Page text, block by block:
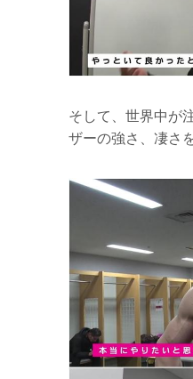
そして、世界中が
ザーの強さ、凄さ